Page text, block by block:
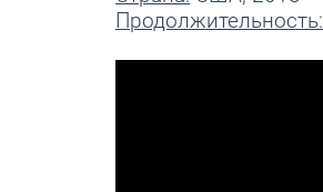
Продолжительность: